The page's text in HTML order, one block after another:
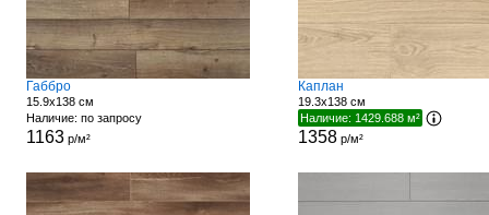
Габбро
15.9x138 см
Наличие: по запросу
1163р/м²
Каплан
19.3x138 см
Наличие: 1429.688 м²
1358р/м²